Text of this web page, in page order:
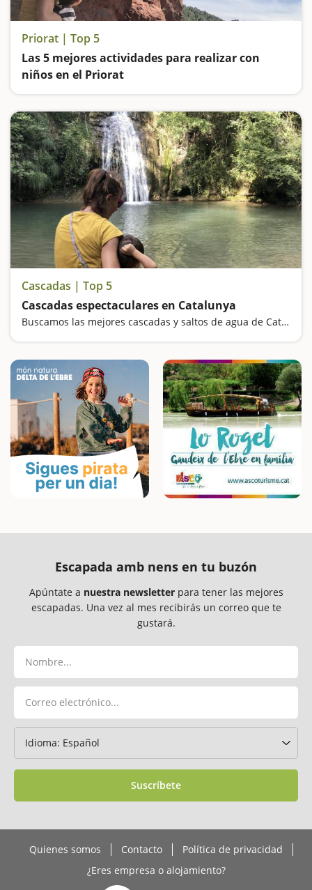
Priorat | Top 5
Las 5 mejores actividades para realizar con
niños en el Priorat
Cascadas | Top 5
Cascadas espectaculares en Catalunya
Buscamos las mejores cascadas y saltos de agua de Catalunya
Escapada amb nens en tu buzón
Apúntate a nuestra newsletterpara tener las mejores
escapadas. Una vez al mes recibirás un correo que te
gustará.
Suscríbete
Quienes somos Contacto
Política de privacidad
¿Eres empresa o alojamiento?